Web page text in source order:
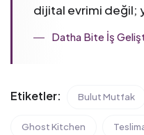
dijital evrimi değil;
Datha Bite İş
Etiketler: Bulut Mutfak
Ghost Kitchen